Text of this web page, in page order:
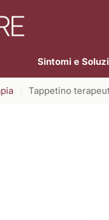
Sintomi e
Tappetino